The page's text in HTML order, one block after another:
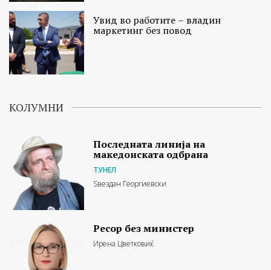
Увид во работите – владин
маркетинг без повод
КОЛУМНИ
Последната линија на
македонската одбрана
ТУНЕЛ
Ѕвездан Георгиевски
Ресор без министер
Ирена Цветковиќ